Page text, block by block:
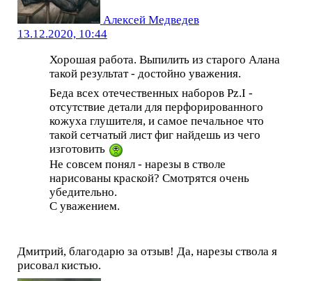
Алексей Медведев
13.12.2020, 10:44
Хорошая работа. Выпилить из старого Алана
такой результат - достойно уважения.
Беда всех отечественных наборов Pz.I -
отсутствие детали для перфорированного
кожуха глушителя, и самое печальное что
такой сетчатый лист фиг найдешь из чего
изготовить
Не совсем понял - нарезы в стволе
нарисованы краской? Смотрятся очень
убедительно.
С уважением.
Дмитрий, благодарю за отзыв! Да, нарезы ствола я
рисовал кистью.